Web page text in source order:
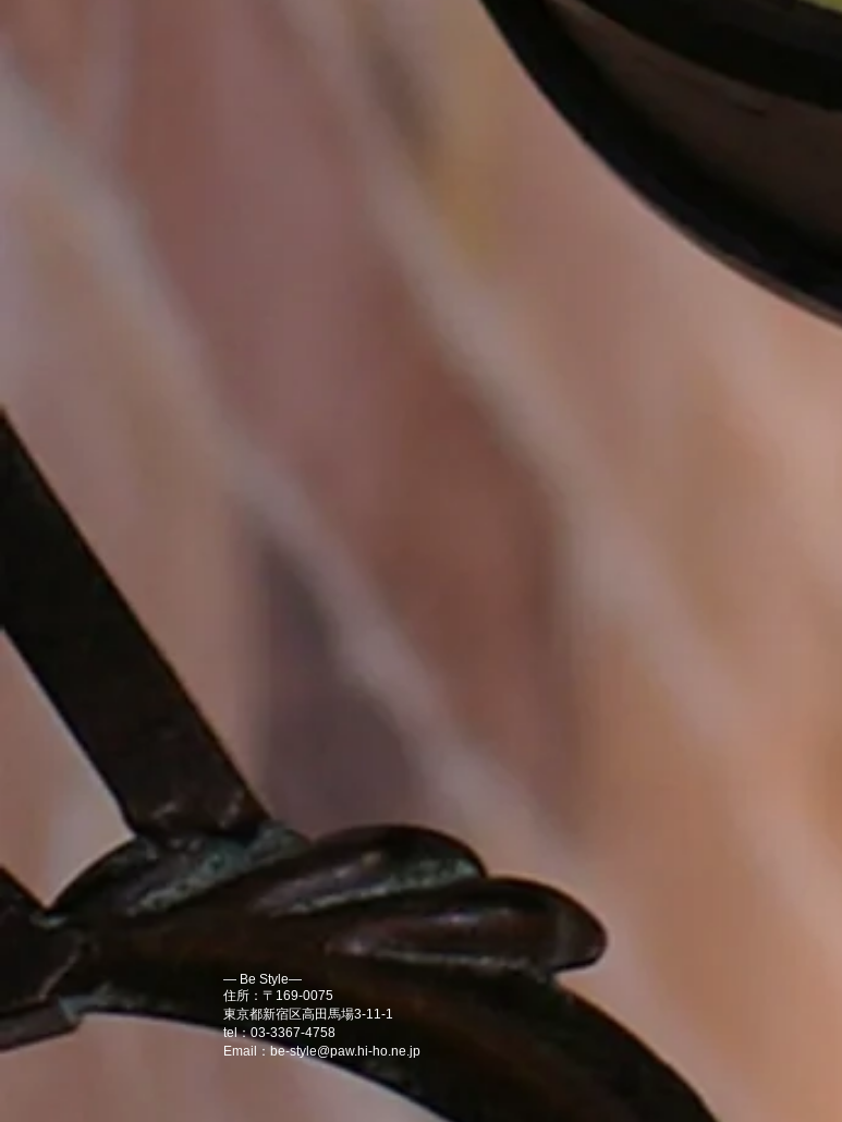
― Be Style―
住所：〒169-0075
東京都新宿区高田馬場3-11-1
tel：03-3367-4758
Email： be-style@paw.hi-ho.ne.jp